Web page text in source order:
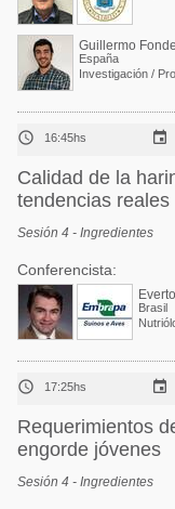
Guillermo
España
 16:45hs 
Calidad de la
tendencias reales
Sesión 4 - Ingredientes
Conferencista:
Brasil
 17:25hs 
Requerimientos
engorde jóvenes
Sesión 4 - Ingredientes